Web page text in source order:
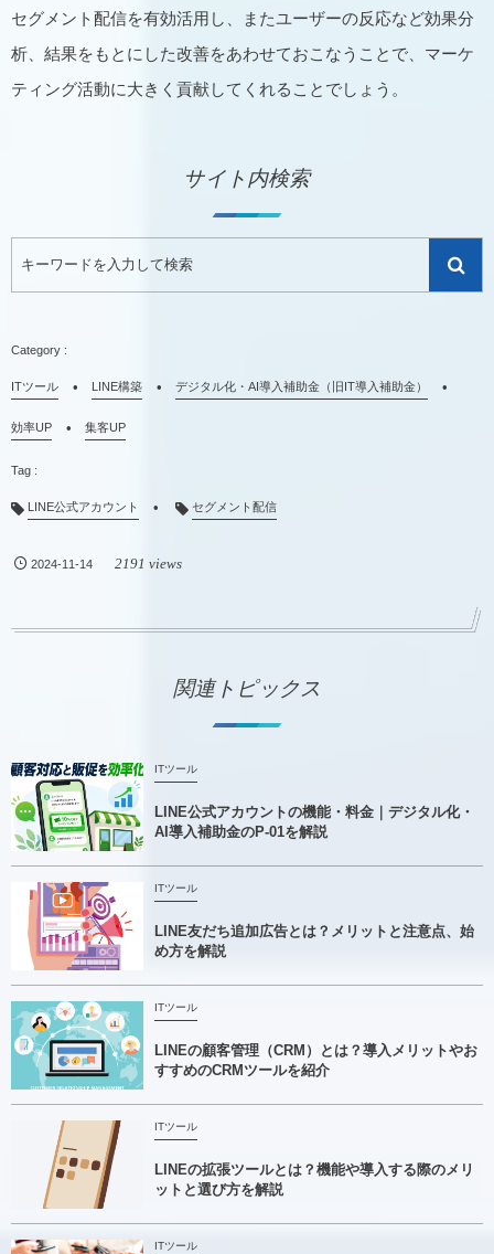
セグメント配信を有効活用し、またユーザーの反応など効果分
析、結果をもとにした改善をあわせておこなうことで、マーケ
ティング活動に大きく貢献してくれることでしょう。
サイト内検索
ITツール LINE構築 デジタル化・AI導入補助金（旧IT導入補助金）
効率UP 集客UP
LINE公式アカウント セグメント配信
2024-11-14 2191 views
関連トピックス
ITツール
LINE公式アカウントの機能・料金｜デジタル化・
AI導入補助金のP-01を解説
ITツール
LINE友だち追加広告とは？メリットと注意点、始
め方を解説
ITツール
LINEの顧客管理（CRM）とは？導入メリットやお
すすめのCRMツールを紹介
ITツール
LINEの拡張ツールとは？機能や導入する際のメリ
ットと選び方を解説
ITツール